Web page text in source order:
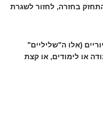
בחזרה, לחזור לשגרת
(אלו ה"שליליים"
או לימודים, או קצת